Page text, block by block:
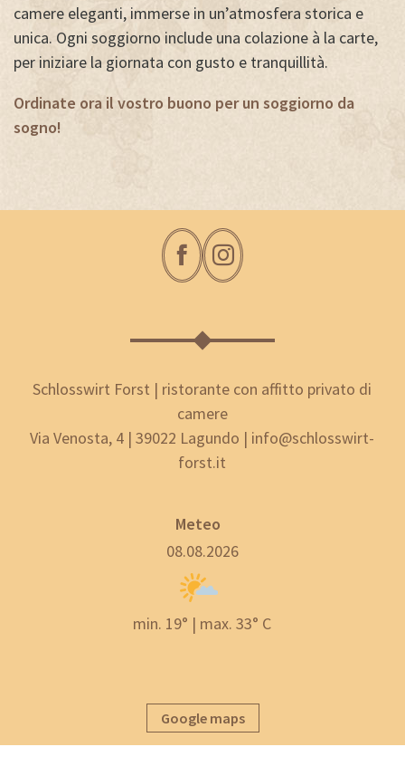
camere eleganti, immerse in un’atmosfera storica e
unica. Ogni soggiorno include una colazione à la carte,
per iniziare la giornata con gusto e tranquillità.
Ordinate ora il vostro buono per un soggiorno da
sogno!
Schlosswirt Forst | ristorante con affitto privato di
camere
Via Venosta, 4 | 39022 Lagundo | info@schlosswirt-
forst.it
Meteo
08.08.2026
min. 19° | max. 33° C
Google maps